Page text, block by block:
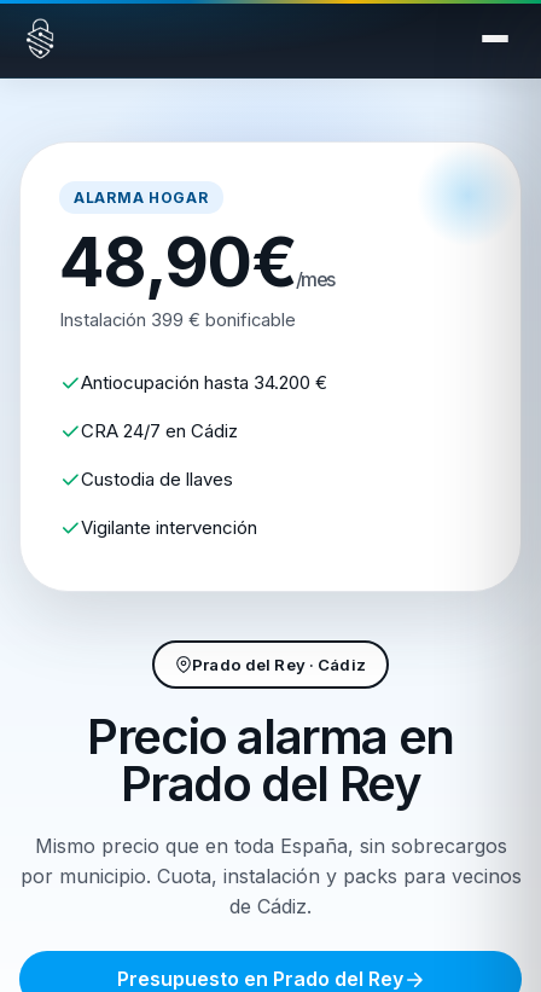
Saltar al contenido
Prado del Rey · Cádiz
Precio alarma en
Prado del Rey
Mismo precio que en toda España, sin sobrecargos
por municipio. Cuota, instalación y packs para vecinos
de Cádiz.
Presupuesto en Prado del Rey
ALARMA HOGAR
48,90€/mes
Instalación 399 € bonificable
Antiocupación hasta 34.200 €
CRA 24/7 en Cádiz
Custodia de llaves
Vigilante intervención